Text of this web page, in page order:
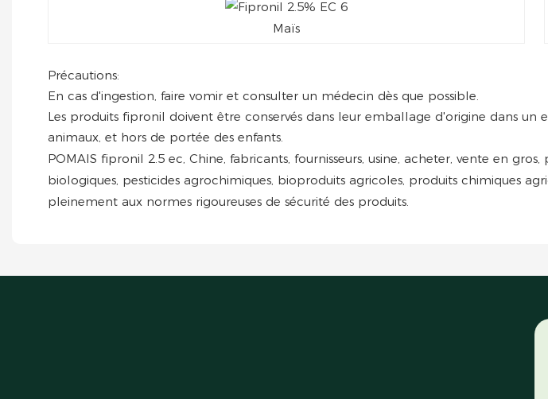
Maïs
Précautions:
En cas d'ingestion, faire vomir et consulter un médecin dès que possible.
Les produits fipronil doivent être conservés dans leur emballage d'origine dans
animaux, et hors de portée des enfants.
POMAIS fipronil 2.5 ec, Chine, fabricants, fournisseurs, usine, acheter, vente en
biologiques, pesticides agrochimiques, bioproduits agricoles, produits chimiques
pleinement aux normes rigoureuses de sécurité des produits.